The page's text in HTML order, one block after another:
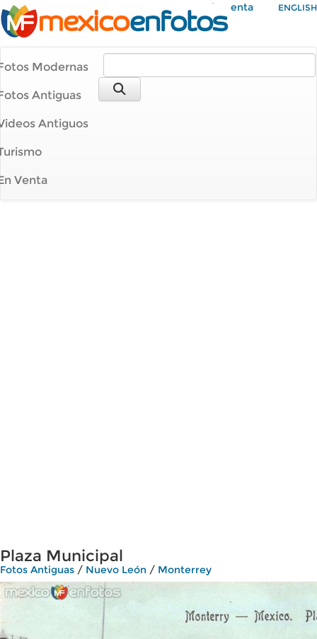
Mi Cuenta ENGLISH
Modernas
Antiguas
Antiguos
Venta
Plaza Municipal
Fotos Antiguas / Nuevo León / Monterrey